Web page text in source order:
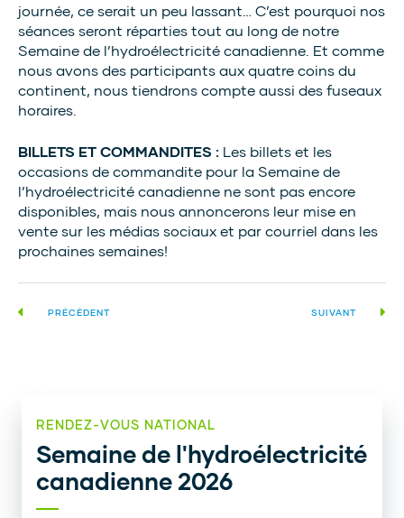
journée, ce serait un peu lassant… C’est pourquoi nos
séances seront réparties tout au long de notre
Semaine de l’hydroélectricité canadienne. Et comme
nous avons des participants aux quatre coins du
continent, nous tiendrons compte aussi des fuseaux
horaires.
BILLETS ET COMMANDITES : Les billets et les
occasions de commandite pour la Semaine de
l’hydroélectricité canadienne ne sont pas encore
disponibles, mais nous annoncerons leur mise en
vente sur les médias sociaux et par courriel dans les
prochaines semaines!
PRÉCÉDENT SUIVANT
RENDEZ-VOUS NATIONAL
Semaine de l'hydroélectricité
canadienne 2026